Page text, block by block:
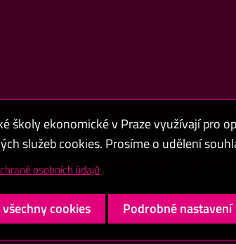
Cookies a ochrana osobních údajů
v Praze
školy ekonomické v Praze využívají pro
služeb cookies. Prosíme o udělení
osobních údajů
cookies Podrobné nastavení